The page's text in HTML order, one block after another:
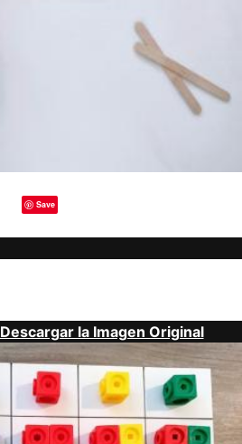
Save
Descargar la Imagen Original